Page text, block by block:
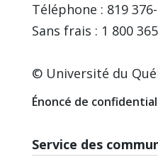
Téléphone : 819
Sans frais : 1 800
© Université du
Énoncé de
Service des